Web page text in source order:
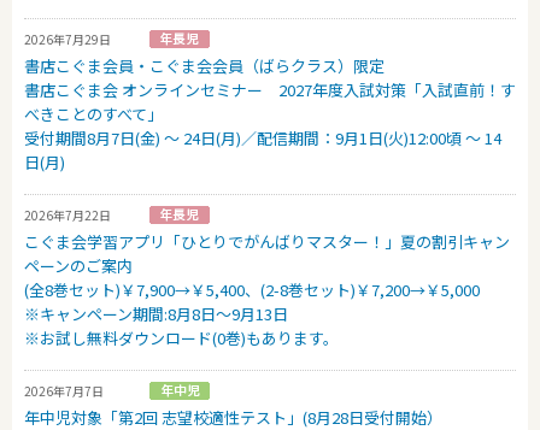
2026年7月29日
書店こぐま会員・こぐま会会員（ばらクラス）限定
書店こぐま会 オンラインセミナー 2027年度入試対策「入試直前！す
べきことのすべて」
受付期間8月7日(金) ～ 24日(月)／配信期間：9月1日(火)12:00頃 ～ 14
日(月)
2026年7月22日
こぐま会学習アプリ「ひとりでがんばりマスター！」夏の割引キャン
ペーンのご案内
(全8巻セット)￥7,900→￥5,400、(2-8巻セット)￥7,200→￥5,000
※キャンペーン期間:8月8日～9月13日
※お試し無料ダウンロード(0巻)もあります。
2026年7月7日
年中児対象「第2回 志望校適性テスト」(8月28日受付開始）